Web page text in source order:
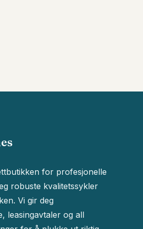
for profesjonelle
robuste kvalitetssykler
Vi gir deg
leasingavtaler og all